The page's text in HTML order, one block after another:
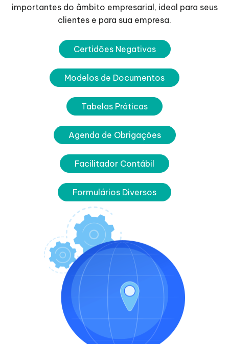
importantes do âmbito empresarial, ideal para seus
clientes e para sua empresa.
Certidões Negativas
Modelos de Documentos
Tabelas Práticas
Agenda de Obrigações
Facilitador Contábil
Formulários Diversos